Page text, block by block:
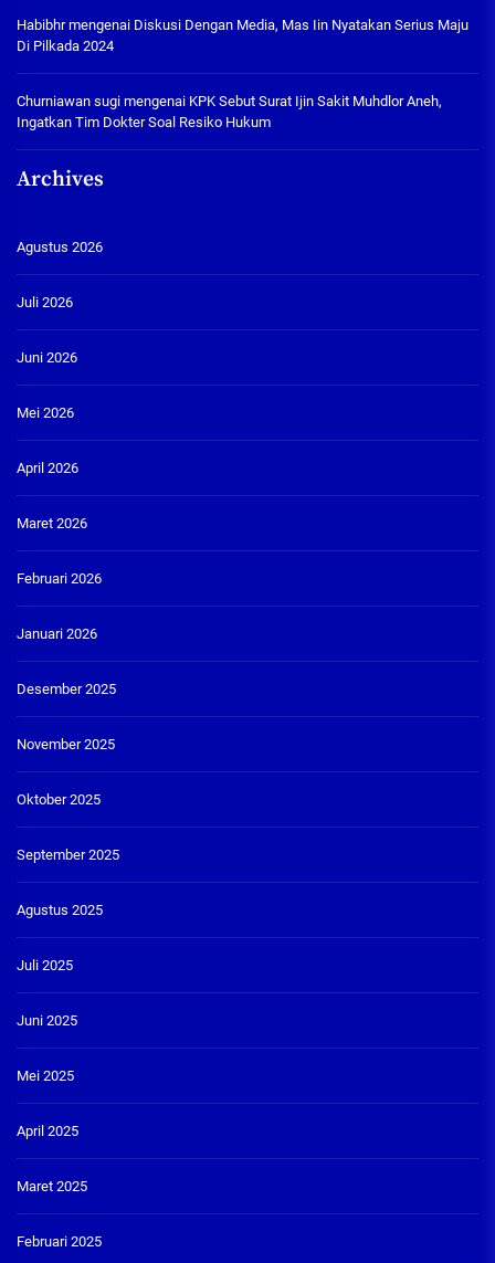
Habibhrmengenai Diskusi Dengan Media, Mas Iin Nyatakan Serius Maju
Di Pilkada 2024
Churniawan sugi mengenai KPK Sebut Surat Ijin Sakit Muhdlor Aneh,
Ingatkan Tim Dokter Soal Resiko Hukum
Archives
Agustus 2026
Juli 2026
Juni 2026
Mei 2026
April 2026
Maret 2026
Februari 2026
Januari 2026
Desember 2025
November 2025
Oktober 2025
September 2025
Agustus 2025
Juli 2025
Juni 2025
Mei 2025
April 2025
Maret 2025
Februari 2025